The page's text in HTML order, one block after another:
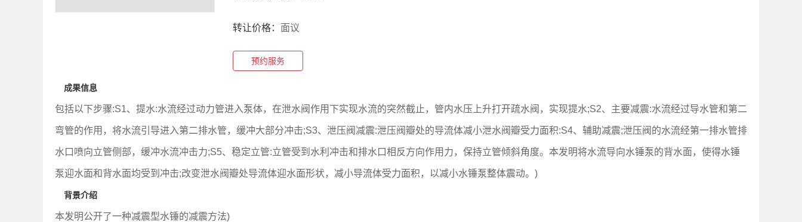
转让价格： 面议
预约服务
成果信息
包括以下步骤:S1、提水:水流经过动力管进入泵体，在泄水阀作用下实现水流的突然截止，管内水压上升打开疏水阀，实现提水;S2、主要减震:水流经过导水管和第二
弯管的作用，将水流引导进入第二排水管，缓冲大部分冲击;S3、泄压阀减震:泄压阀瓣处的导流体减小泄水阀瓣受力面积:S4、辅助减震;泄压阀的水流经第一排水管排
水口喷向立管侧部，缓冲水流冲击力;S5、稳定立管:立管受到水利冲击和排水口相反方向作用力，保持立管倾斜角度。本发明将水流导向水锤泵的背水面，使得水锤
泵迎水面和背水面均受到冲击;改变泄水阀瓣处导流体迎水面形状，减小导流体受力面积，以减小水锤泵整体震动。)
背景介绍
本发明公开了一种减震型水锤的减震方法)